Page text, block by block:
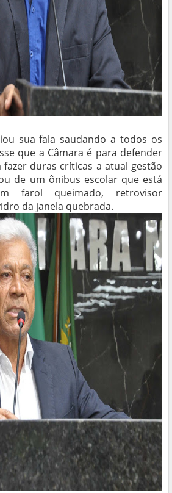
sua fala saudando a todos os
que a Câmara é para defender
duras críticas a atual gestão
de um ônibus escolar que está
farol queimado, retrovisor
da janela quebrada.